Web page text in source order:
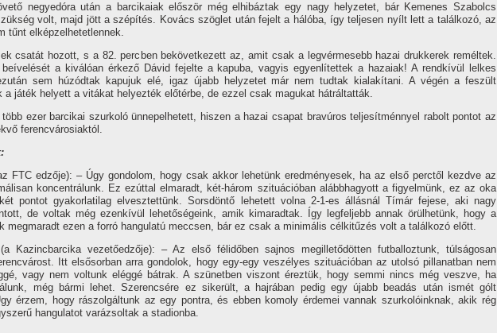
negyedóra után a barcikaiak először még elhibáztak egy nagy helyzetet, bár Kemenes Szabolcs
volt, majd jött a szépí­tés. Kovács szöglet után fejelt a hálóba, í­gy teljesen nyí­lt lett a találkozó, az
tűnt elképzelhetetlennek.
csatát hozott, s a 82. percben bekövetkezett az, amit csak a legvérmesebb hazai drukkerek reméltek.
a kiválóan érkező Dávid fejelte a kapuba, vagyis egyenlí­tettek a hazaiak! A rendkí­vül lelkes
sem húzódtak kapujuk elé, igaz újabb helyzetet már nem tudtak kialakí­tani. A végén a feszült
a játék helyett a vitákat helyezték előtérbe, de ezzel csak magukat hátráltatták.
ezer barcikai szurkoló ünnepelhetett, hiszen a hazai csapat bravúros teljesí­tménnyel rabolt pontot az
ferencvárosiaktól.
FTC edzője): – Úgy gondolom, hogy csak akkor lehetünk eredményesek, ha az első perctől kezdve az
koncentrálunk. Ez ezúttal elmaradt, két-három szituációban alábbhagyott a figyelmünk, ez az oka
pontot gyakorlatilag elvesztettünk. Sorsdöntő lehetett volna 2-1-es állásnál Tí­már fejese, aki nagy
de voltak még ezenkí­vül lehetőségeink, amik kimaradtak. Így legfeljebb annak örülhetünk, hogy a
megmaradt ezen a forró hangulatú meccsen, bár ez csak a minimális célkitűzés volt a találkozó előtt.
(a Kazincbarcika vezetőedzője): – Az első félidőben sajnos megilletődötten futballoztunk, túlságosan
Itt elsősorban arra gondolok, hogy egy-egy veszélyes szituációban az utolsó pillanatban nem
vagy nem voltunk eléggé bátrak. A szünetben viszont éreztük, hogy semmi nincs még veszve, ha
még bármi lehet. Szerencsére ez sikerült, a hajrában pedig egy újabb beadás után ismét gólt
érzem, hogy rászolgáltunk az egy pontra, és ebben komoly érdemei vannak szurkolóinknak, akik rég
hangulatot varázsoltak a stadionba.